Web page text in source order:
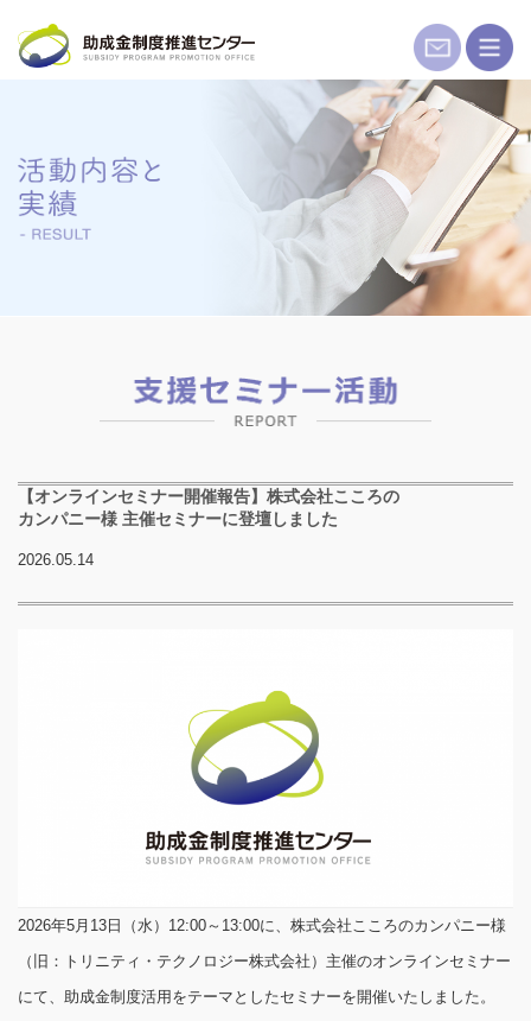
【オンラインセミナー開催報告】株式会社こころの
カンパニー様 主催セミナーに登壇しました
2026.05.14
2026年5月13日（水）12:00～13:00に、株式会社こころのカンパニー様
（旧：トリニティ・テクノロジー株式会社）主催のオンラインセミナー
にて、助成金制度活用をテーマとしたセミナーを開催いたしました。